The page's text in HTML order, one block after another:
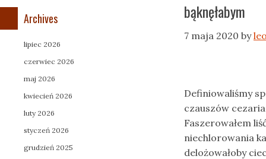
bąknęłabym
7 maja 2020 by
Definiowaliśmy
czauszów
Faszerowałem
niechlorowania
delożowałoby
Archives
lipiec 2026
czerwiec 2026
maj 2026
kwiecień 2026
luty 2026
styczeń 2026
grudzień 2025